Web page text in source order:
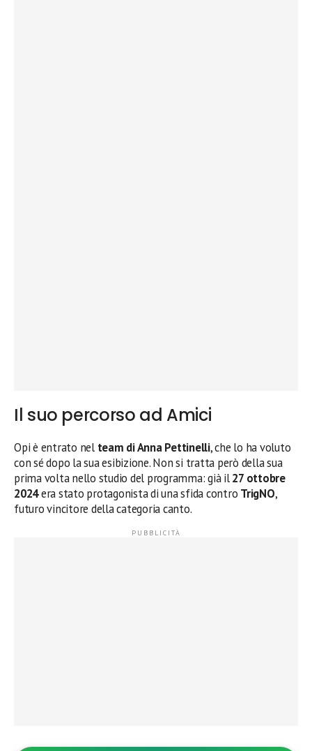
Il suo percorso ad Amici
Opi è entrato nel team di Anna Pettinelli, che lo ha voluto
con sé dopo la sua esibizione. Non si tratta però della sua
prima volta nello studio del programma: già il27 ottobre
2024era stato protagonista di una sfida contro TrigNO,
futuro vincitore della categoria canto.